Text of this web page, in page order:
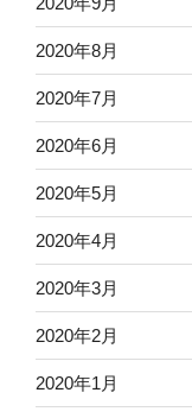
2020年8月
2020年7月
2020年6月
2020年5月
2020年4月
2020年3月
2020年2月
2020年1月